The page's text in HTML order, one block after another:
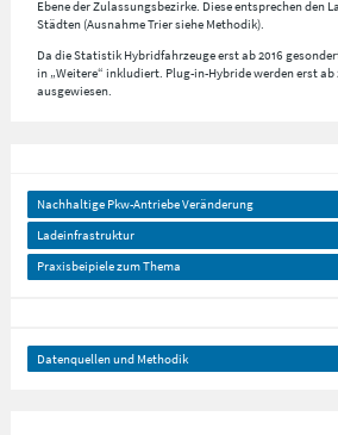
Ebene der Zulassungsbezirke. Diese entsprechen den
Städten (Ausnahme Trier siehe Methodik).
Da die Statistik Hybridfahrzeuge erst ab 2016
in „Weitere“ inkludiert. Plug-in-Hybride werden erst
ausgewiesen.
Nachhaltige Pkw-Antriebe Veränderung
Ladeinfrastruktur
Praxisbeipiele zum Thema
Datenquellen und Methodik